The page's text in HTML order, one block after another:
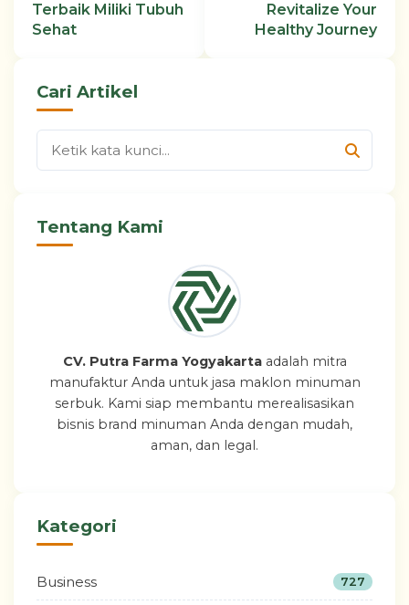
Terbaik Miliki Tubuh
Sehat
Revitalize Your
Healthy Journey
Cari Artikel
Tentang Kami
CV. Putra Farma Yogyakartaadalah mitra
manufaktur Anda untuk jasa maklon minuman
serbuk. Kami siap membantu merealisasikan
bisnis brand minuman Anda dengan mudah,
aman, dan legal.
Kategori
Business 727